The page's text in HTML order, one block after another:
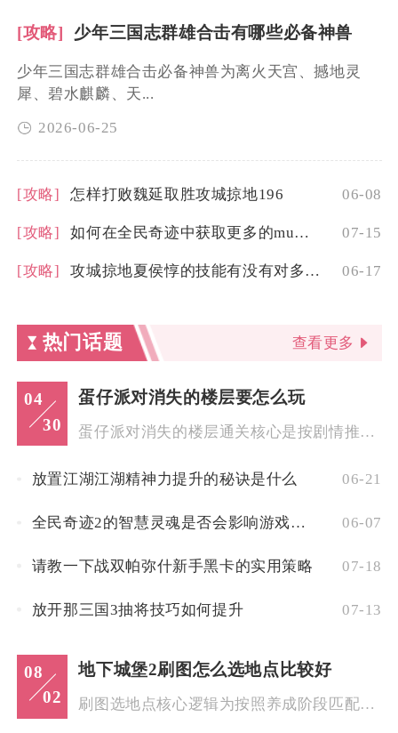
[攻略] 少年三国志群雄合击有哪些必备神兽
少年三国志群雄合击必备神兽为离火天宫、撼地灵
犀、碧水麒麟、天...
2026-06-25
[攻略] 怎样打败魏延取胜攻城掠地196 06-08
[攻略] 如何在全民奇迹中获取更多的mu金币 07-15
[攻略] 攻城掠地夏侯惇的技能有没有对多个敌人造成伤害的效果 06-17
热门话题 查看更多
04
30
蛋仔派对消失的楼层要怎么玩
蛋仔派对消失的楼层通关核心是按剧情推进收集道具、破解机关并在...
放置江湖江湖精神力提升的秘诀是什么 06-21
全民奇迹2的智慧灵魂是否会影响游戏策略 06-07
请教一下战双帕弥什新手黑卡的实用策略 07-18
放开那三国3抽将技巧如何提升 07-13
08
02
地下城堡2刷图怎么选地点比较好
刷图选地点核心逻辑为按照养成阶段匹配资源需求，萌新开荒优先图...